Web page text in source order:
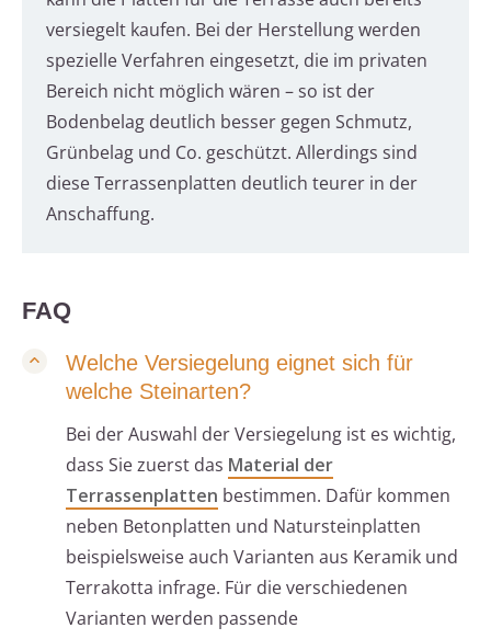
versiegelt kaufen. Bei der Herstellung werden
spezielle Verfahren eingesetzt, die im privaten
Bereich nicht möglich wären – so ist der
Bodenbelag deutlich besser gegen Schmutz,
Grünbelag und Co. geschützt. Allerdings sind
diese Terrassenplatten deutlich teurer in der
Anschaffung.
FAQ
Welche Versiegelung eignet sich für
welche Steinarten?
Bei der Auswahl der Versiegelung ist es wichtig,
dass Sie zuerst das Material der
Terrassenplatten bestimmen. Dafür kommen
neben Betonplatten und Natursteinplatten
beispielsweise auch Varianten aus Keramik und
Terrakotta infrage. Für die verschiedenen
Varianten werden passende